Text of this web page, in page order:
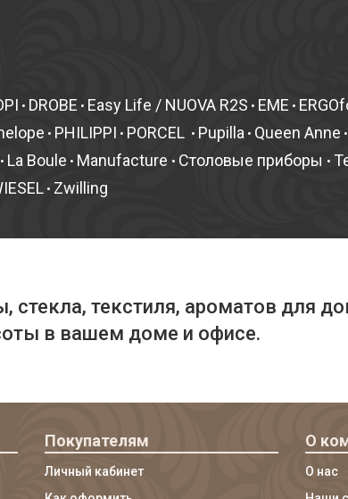
• DROBE • Easy Life / NUOVA R2S • EME •
• PHILIPPI • PORCEL • Pupilla • Queen Anne •
• La Boule • Manufacture • Столовые приборы •
• Zwilling
стекла, текстиля, ароматов для
в вашем доме и офисе.
Покупателям
Личный кабинет
О
О нас